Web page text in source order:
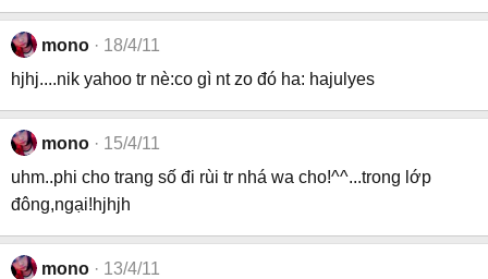
mono
18/4/11
hjhj....nik yahoo tr nè:co gì nt zo đó ha: hajulyes
mono
15/4/11
uhm..phi cho trang số đi rùi tr nhá wa cho!^^...trong lớp
đông,ngại!hjhjh
mono
13/4/11